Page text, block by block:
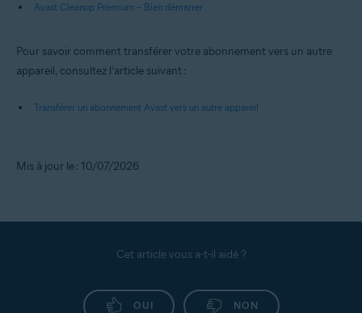
Avast Cleanup Premium – Bien démarrer
Pour savoir comment transférer votre abonnement vers un autre
appareil, consultez l’article suivant :
Transférer un abonnement Avast vers un autre appareil
Mis à jour le : 10/07/2026
Cet article vous a-t-il aidé ?
OUI NON